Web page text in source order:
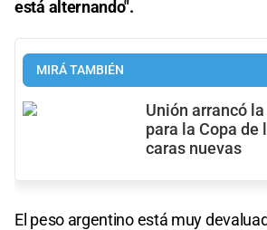
está alternando".
MIRÁ TAMBIÉN
Unión arrancó
para la Copa de
caras nuevas
El peso argentino está muy